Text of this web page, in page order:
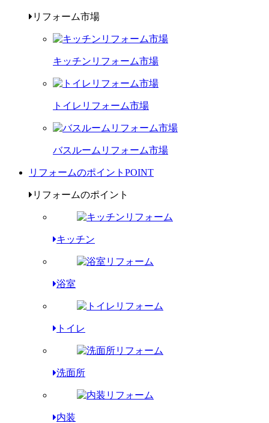
リフォーム市場
キッチンリフォーム市場
トイレリフォーム市場
バスルームリフォーム市場
リフォームのポイント POINT
リフォームのポイント
キッチン
浴室
トイレ
洗面所
内装